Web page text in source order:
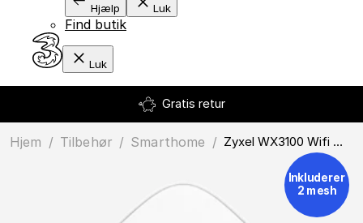
Hjælp Luk
Find butik
Luk
Gratis retur
Inkluderer
2 mesh
Hjem / Tilbehør / smarthome / Zyxel WX3100 Wifi Mesh 2 Pack